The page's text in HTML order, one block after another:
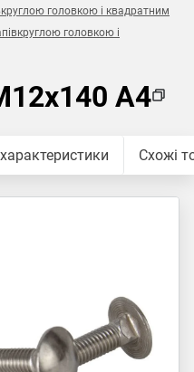
головкою і квадратним
головкою і
A4
характеристики Схожі